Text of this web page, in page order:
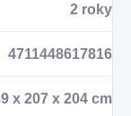
2 roky
4711448617816
x 207 x 204 cm